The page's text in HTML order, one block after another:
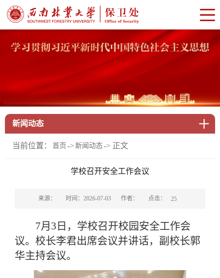
新闻动态
当前位置： 首页 -> 新闻动态-> 正文
学校召开安全工作会议
来源： 时间：2026-07-03 作者： 点击： 25
7月3日，学校召开校园安全工作会
议。校长李君出席会议并讲话，副校长郭
华主持会议。